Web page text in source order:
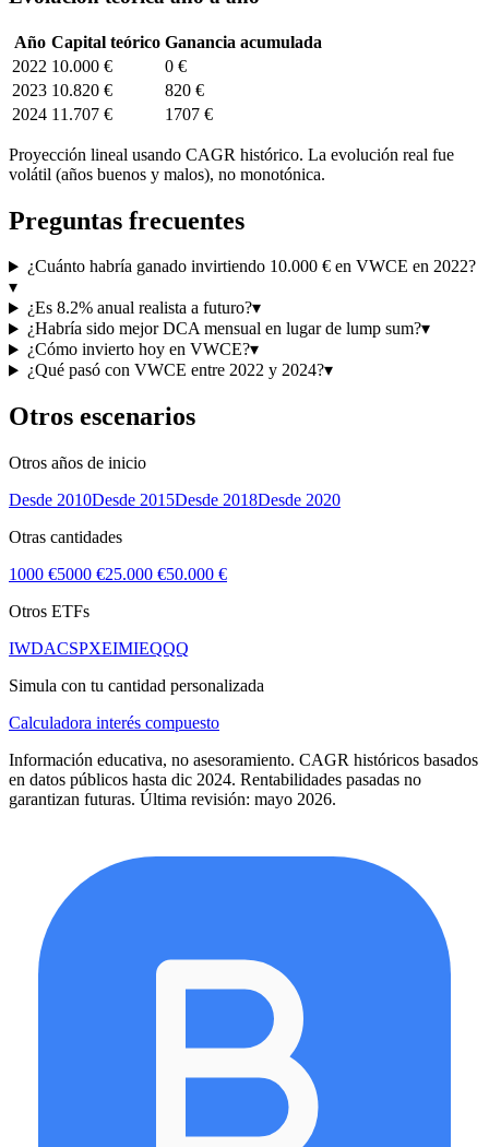
Año Capital teórico Ganancia acumulada
2022 10.000 €
0 €
2023 10.820 €
820 €
2024 11.707 € 1707 €
Proyección lineal usando CAGR histórico. La evolución real fue
volátil (años buenos y malos), no monotónica.
Preguntas frecuentes
¿Cuánto habría ganado invirtiendo 10.000 € en VWCE en 2022?
▾
¿Es 8.2% anual realista a futuro?▾
¿Habría sido mejor DCA mensual en lugar de lump sum?▾
¿Cómo invierto hoy en VWCE?▾
¿Qué pasó con VWCE entre 2022 y 2024?▾
Otros escenarios
Otros años de inicio
Desde 2010Desde 2015Desde 2018Desde 2020
Otras cantidades
1000 €5000 €25.000 €50.000 €
Otros ETFs
IWDACSPXEIMIEQQQ
Simula con tu cantidad personalizada
Calculadora interés compuesto
Información educativa, no asesoramiento. CAGR históricos basados
en datos públicos hasta dic 2024. Rentabilidades pasadas no
garantizan futuras. Última revisión: mayo 2026.